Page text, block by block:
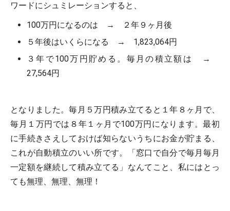
ワードにシュミレーションすると、
100万円になるのは → ２年９ヶ月後
５年後はいくらになる → 1,823,064円
３年で100万円貯める。毎月の積立額は →
27,564円
となりました。毎月５万円積み立てると１年８ヶ月で、
毎月１万円では８年１ヶ月で100万円になります。最初
に手続きさえしておけば知らないうちにお金が貯まる、
これが自動積立のいい所です。「窓口で自分で毎月毎月
一定額を継続して積み立てる」なんてこと、私にはとっ
ても無理、無理、無理！